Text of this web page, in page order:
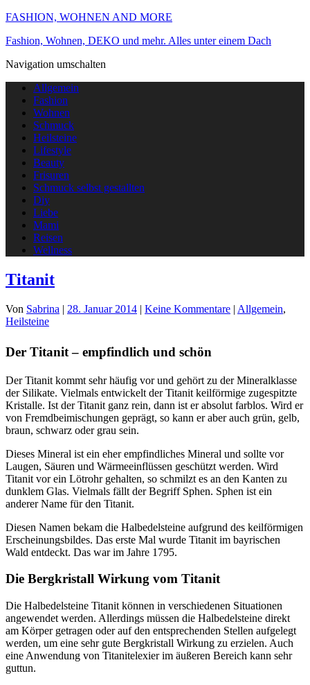
FASHION, WOHNEN AND MORE
Fashion, Wohnen, DEKO und mehr. Alles unter einem Dach
Navigation umschalten
Allgemein
Fashion
Wohnen
Schmuck
Heilsteine
Lifestyle
Beauty
Frisuren
Schmuck selbst gestallten
Diy
Liebe
Mami
Reisen
Wellness
Titanit
Von Sabrina | 28. Januar 2014 | Keine Kommentare | Allgemein,
Heilsteine
Der Titanit – empfindlich und schön
Der Titanit kommt sehr häufig vor und gehört zu der Mineralklasse
der Silikate. Vielmals entwickelt der Titanit keilförmige zugespitzte
Kristalle. Ist der Titanit ganz rein, dann ist er absolut farblos. Wird er
von Fremdbeimischungen geprägt, so kann er aber auch grün, gelb,
braun, schwarz oder grau sein.
Dieses Mineral ist ein eher empfindliches Mineral und sollte vor
Laugen, Säuren und Wärmeeinflüssen geschützt werden. Wird
Titanit vor ein Lötrohr gehalten, so schmilzt es an den Kanten zu
dunklem Glas. Vielmals fällt der Begriff Sphen. Sphen ist ein
anderer Name für den Titanit.
Diesen Namen bekam die Halbedelsteine aufgrund des keilförmigen
Erscheinungsbildes. Das erste Mal wurde Titanit im bayrischen
Wald entdeckt. Das war im Jahre 1795.
Die Bergkristall Wirkung vom Titanit
Die Halbedelsteine Titanit können in verschiedenen Situationen
angewendet werden. Allerdings müssen die Halbedelsteine direkt
am Körper getragen oder auf den entsprechenden Stellen aufgelegt
werden, um eine sehr gute Bergkristall Wirkung zu erzielen. Auch
eine Anwendung von Titanitelexier im äußeren Bereich kann sehr
guttun.